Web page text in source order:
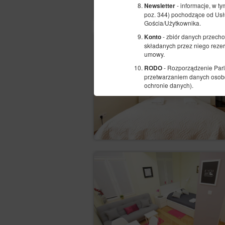
Newsletter- informacje, w
poz. 344) pochodzące od
Gościa/Użytkownika.
Konto- zbiór danych
składanych przez niego
umowy.
RODO- Rozporządzenie
przetwarzaniem danych
ochronie danych).
Cele, podstawy prawne oraz
W celu realizacji Umowy
informacje dotyczące
cookies lub innych
aktywności na Stronie,
wykorzystywana w
dane osobowe
lub inne dane
Administrator.
Informacje te nie zawierają
w związku z tym